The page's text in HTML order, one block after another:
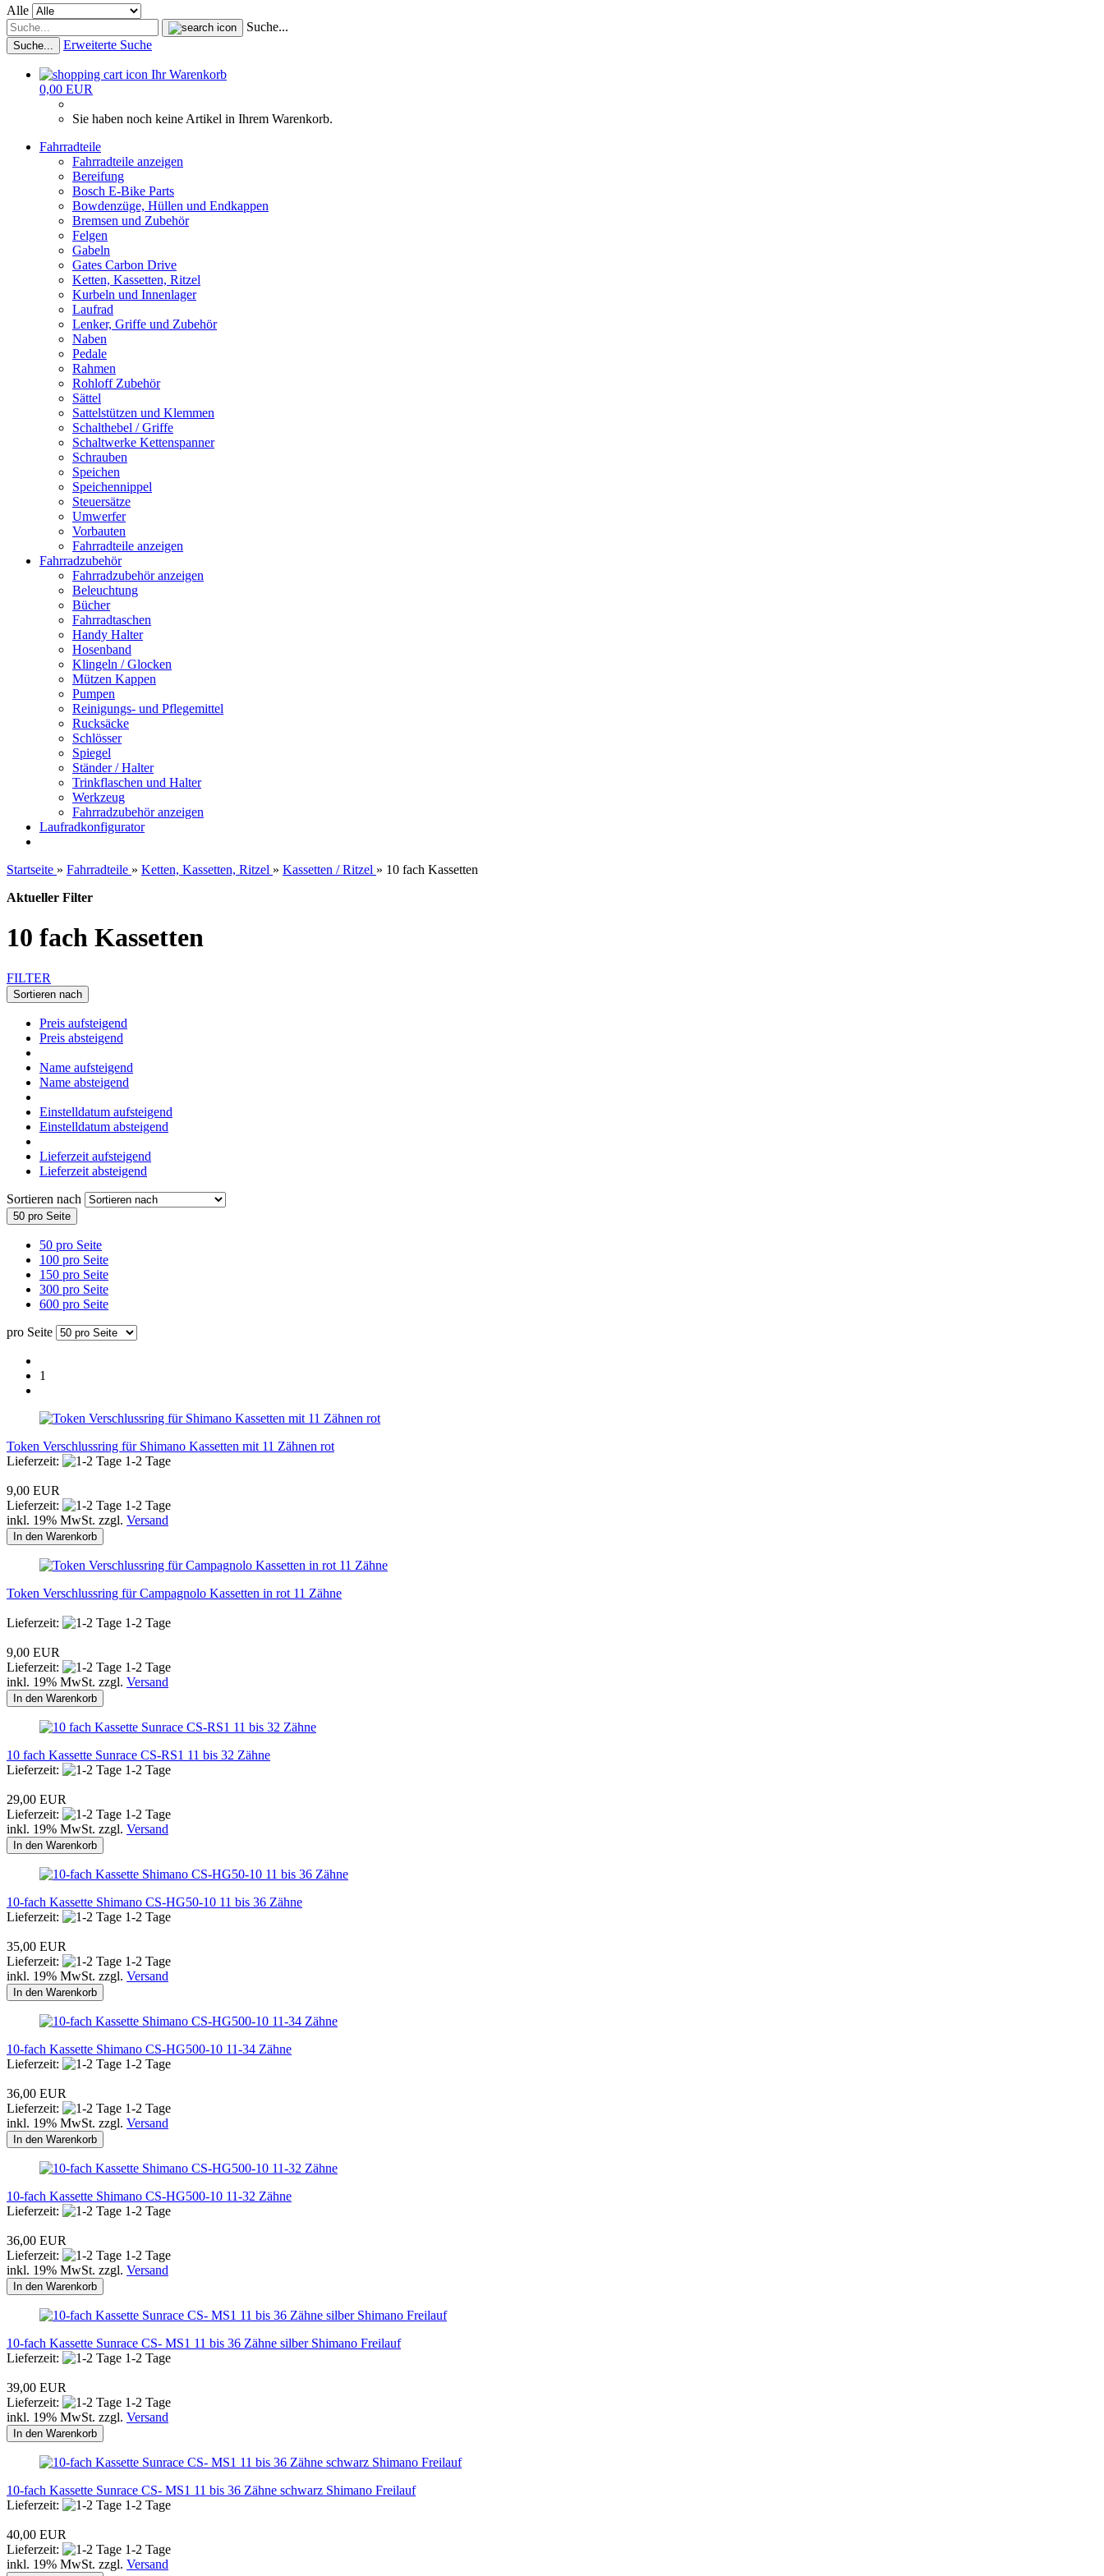
Alle
Suche...
Suche... Erweiterte Suche
Ihr Warenkorb
0,00 EUR
Sie haben noch keine Artikel in Ihrem Warenkorb.
Fahrradteile
Fahrradteile anzeigen
Bereifung
Bosch E-Bike Parts
Bowdenzüge, Hüllen und Endkappen
Bremsen und Zubehör
Felgen
Gabeln
Gates Carbon Drive
Ketten, Kassetten, Ritzel
Kurbeln und Innenlager
Laufrad
Lenker, Griffe und Zubehör
Naben
Pedale
Rahmen
Rohloff Zubehör
Sättel
Sattelstützen und Klemmen
Schalthebel / Griffe
Schaltwerke Kettenspanner
Schrauben
Speichen
Speichennippel
Steuersätze
Umwerfer
Vorbauten
Fahrradteile anzeigen
Fahrradzubehör
Fahrradzubehör anzeigen
Beleuchtung
Bücher
Fahrradtaschen
Handy Halter
Hosenband
Klingeln / Glocken
Mützen Kappen
Pumpen
Reinigungs- und Pflegemittel
Rucksäcke
Schlösser
Spiegel
Ständer / Halter
Trinkflaschen und Halter
Werkzeug
Fahrradzubehör anzeigen
Laufradkonfigurator
Startseite » Fahrradteile » Ketten, Kassetten, Ritzel » Kassetten / Ritzel » 10 fach Kassetten
Aktueller Filter
10 fach Kassetten
FILTER
Sortieren nach
Preis aufsteigend
Preis absteigend
Name aufsteigend
Name absteigend
Einstelldatum aufsteigend
Einstelldatum absteigend
Lieferzeit aufsteigend
Lieferzeit absteigend
Sortieren nach
50 pro Seite
50 pro Seite
100 pro Seite
150 pro Seite
300 pro Seite
600 pro Seite
pro Seite
1
Token Verschlussring für Shimano Kassetten mit 11 Zähnen rot
Lieferzeit:
1-2 Tage
9,00 EUR
Lieferzeit:
1-2 Tage
inkl. 19% MwSt. zzgl. Versand
In den Warenkorb
Token Verschlussring für Campagnolo Kassetten in rot 11 Zähne
Lieferzeit: 1-2 Tage
9,00 EUR
Lieferzeit:
1-2 Tage
inkl. 19% MwSt. zzgl. Versand
In den Warenkorb
10 fach Kassette Sunrace CS-RS1 11 bis 32 Zähne
Lieferzeit:
1-2 Tage
29,00 EUR
Lieferzeit:
1-2 Tage
inkl. 19% MwSt. zzgl. Versand
In den Warenkorb
10-fach Kassette Shimano CS-HG50-10 11 bis 36 Zähne
Lieferzeit:
1-2 Tage
35,00 EUR
Lieferzeit:
1-2 Tage
inkl. 19% MwSt. zzgl. Versand
In den Warenkorb
10-fach Kassette Shimano CS-HG500-10 11-34 Zähne
Lieferzeit:
1-2 Tage
36,00 EUR
Lieferzeit:
1-2 Tage
inkl. 19% MwSt. zzgl. Versand
In den Warenkorb
10-fach Kassette Shimano CS-HG500-10 11-32 Zähne
Lieferzeit:
1-2 Tage
36,00 EUR
Lieferzeit:
1-2 Tage
inkl. 19% MwSt. zzgl. Versand
In den Warenkorb
10-fach Kassette Sunrace CS- MS1 11 bis 36 Zähne silber Shimano Freilauf
Lieferzeit:
1-2 Tage
39,00 EUR
Lieferzeit:
1-2 Tage
inkl. 19% MwSt. zzgl. Versand
In den Warenkorb
10-fach Kassette Sunrace CS- MS1 11 bis 36 Zähne schwarz Shimano Freilauf
Lieferzeit:
1-2 Tage
40,00 EUR
Lieferzeit:
1-2 Tage
inkl. 19% MwSt. zzgl. Versand